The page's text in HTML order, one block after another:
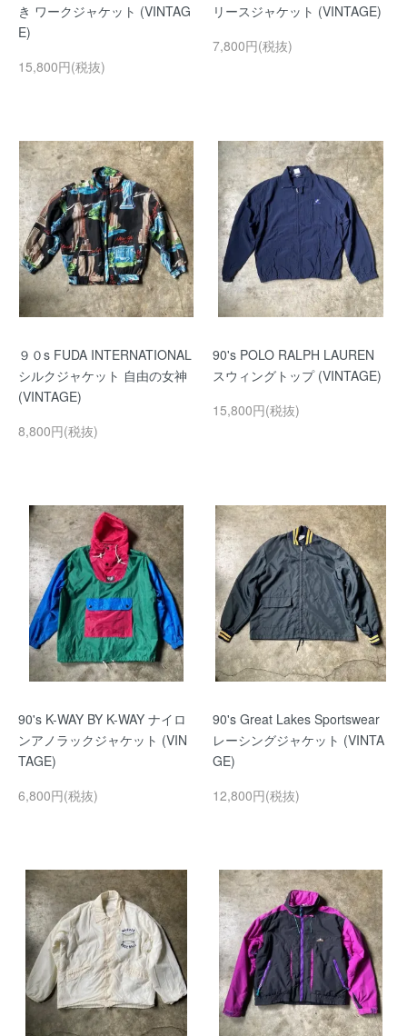
き ワークジャケット (VINTAG
E)
15,800円(税抜)
リースジャケット (VINTAGE)
7,800円(税抜)
９０s FUDA INTERNATIONAL
シルクジャケット 自由の女神
(VINTAGE)
8,800円(税抜)
90's POLO RALPH LAUREN
スウィングトップ (VINTAGE)
15,800円(税抜)
90's K-WAY BY K-WAY ナイロ
ンアノラックジャケット (VIN
TAGE)
6,800円(税抜)
90's Great Lakes Sportswear
レーシングジャケット (VINTA
GE)
12,800円(税抜)